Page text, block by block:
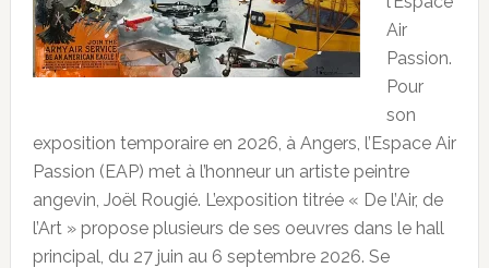
Air
Passion.
Pour
son
exposition temporaire en 2026, à Angers, l’Espace Air
Passion (EAP) met à l’honneur un artiste peintre
angevin, Joël Rougié. L’exposition titrée « De l’Air, de
l’Art » propose plusieurs de ses oeuvres dans le hall
principal, du 27 juin au 6 septembre 2026. Se